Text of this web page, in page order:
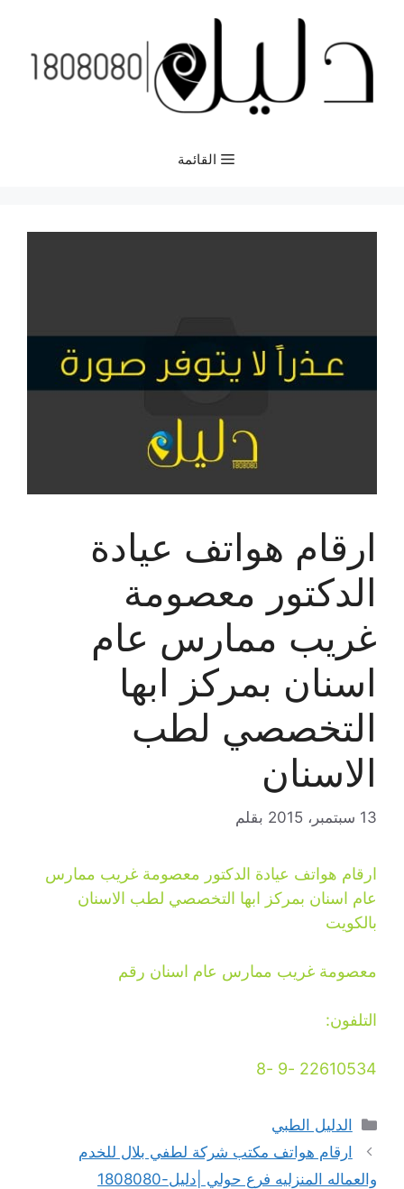
المحتوى
القائمة
ارقام هواتف عيادة
الدكتور معصومة
غريب ممارس عام
اسنان بمركز ابها
التخصصي لطب
الاسنان
13 سبتمبر، 2015 بقلم
ارقام هواتف عيادة الدكتور معصومة غريب ممارس
عام اسنان بمركز ابها التخصصي لطب الاسنان
بالكويت
معصومة غريب ممارس عام اسنان رقم
التلفون:
22610534 -9 -8
التصنيفات
الدليل الطبي
ارقام هواتف مكتب شركة لطفي بلال للخدم
والعماله المنزليه فرع حولي |دليل-1808080